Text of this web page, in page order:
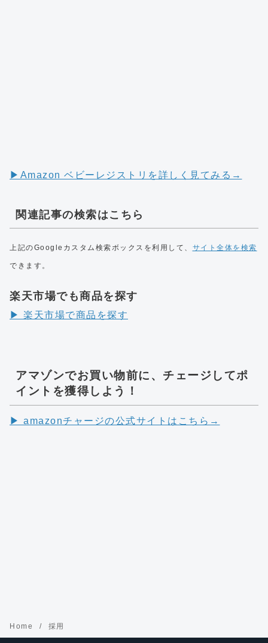
▶︎Amazon ベビーレジストリを詳しく見てみる→
関連記事の検索はこちら
上記のGoogleカスタム検索ボックスを利用して、 サイト全体を検索
できます。
楽天市場でも商品を探す
▶︎ 楽天市場で商品を探す
アマゾンでお買い物前に、チェージしてポ
イントを獲得しよう！
▶︎ amazonチャージの公式サイトはこちら→
Home 採用